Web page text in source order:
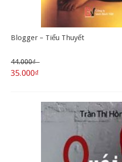
Blogger – Tiểu Thuyết
44.000₫
35.000₫